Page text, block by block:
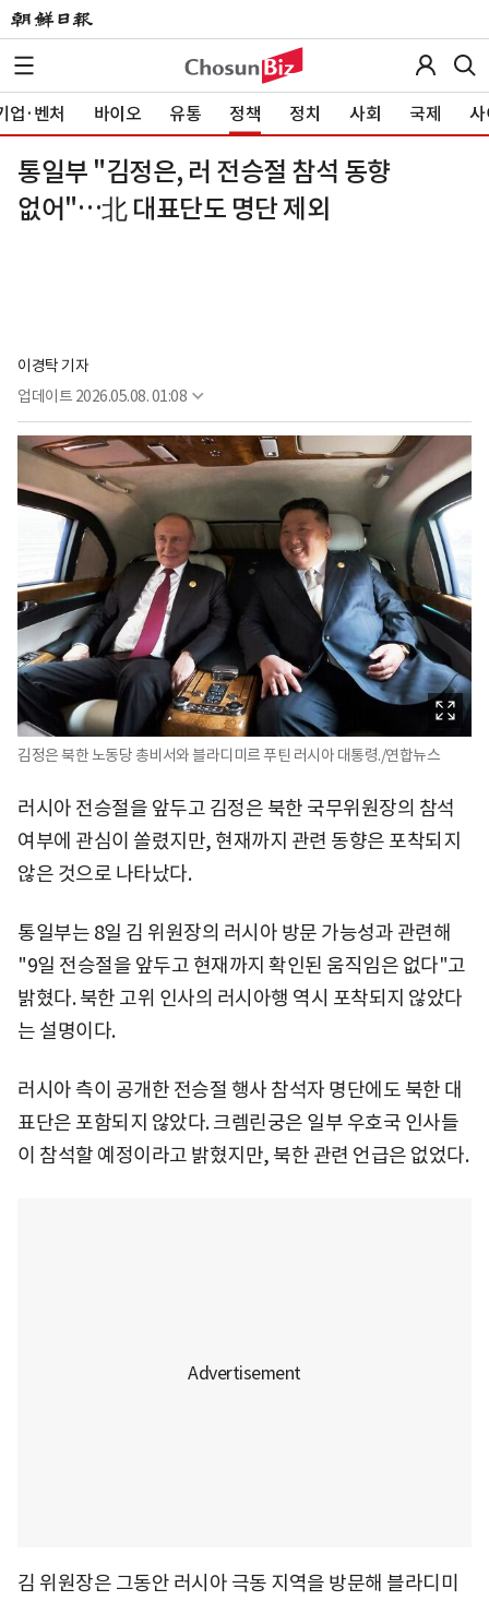
업·벤처 바이오 유통 정책 정치 사회 국제 사
통일부 "김정은, 러 전승절 참석 동향
없어"…北 대표단도 명단 제외
이경탁 기자
업데이트 2026.05.08. 01:08
김정은 북한 노동당 총비서와 블라디미르 푸틴 러시아 대통령./연합뉴스
러시아 전승절을 앞두고 김정은 북한 국무위원장의 참석
여부에 관심이 쏠렸지만, 현재까지 관련 동향은 포착되지
않은 것으로 나타났다.
통일부는 8일 김 위원장의 러시아 방문 가능성과 관련해
"9일 전승절을 앞두고 현재까지 확인된 움직임은 없다"고
밝혔다. 북한 고위 인사의 러시아행 역시 포착되지 않았다
는 설명이다.
러시아 측이 공개한 전승절 행사 참석자 명단에도 북한 대
표단은 포함되지 않았다. 크렘린궁은 일부 우호국 인사들
이 참석할 예정이라고 밝혔지만, 북한 관련 언급은 없었다.
김 위원장은 그동안 러시아 극동 지역을 방문해 블라디미